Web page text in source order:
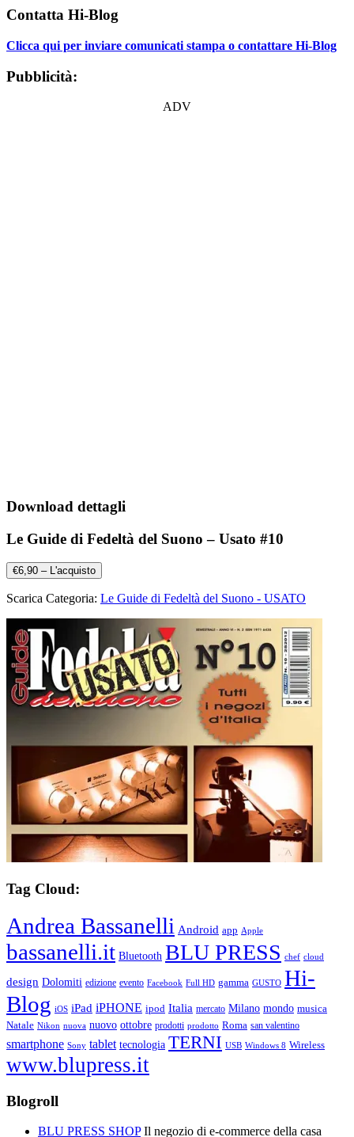
Contatta Hi-Blog
Clicca qui per inviare comunicati stampa o contattare Hi-Blog
Pubblicità:
ADV
Download dettagli
Le Guide di Fedeltà del Suono – Usato #10
€6,90 – L'acquisto
Scarica Categoria: Le Guide di Fedeltà del Suono - USATO
Tag Cloud:
Andrea Bassanelli Android app Apple
bassanelli.it Bluetooth BLU PRESS chef cloud
design Dolomiti edizione evento Facebook Full HD gamma GUSTO Hi-
Blog iOS iPad iPHONE ipod Italia mercato Milano mondo musica
Natale Nikon nuova nuovo ottobre prodotti prodotto Roma san valentino
smartphone Sony tablet tecnologia TERNI USB Windows 8 Wireless
www.blupress.it
Blogroll
BLU PRESS SHOPIl negozio di e-commerce della casa